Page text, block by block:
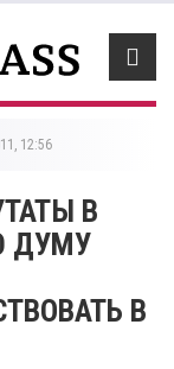
12:56
В
ДУМУ
В